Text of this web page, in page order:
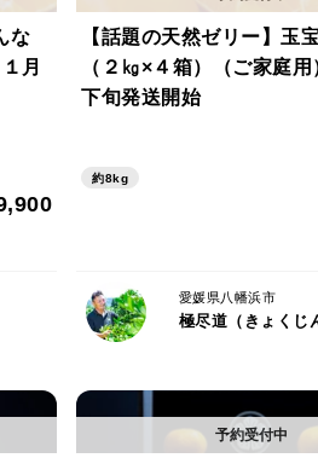
・安全の極
「極」を目指し栽培された当農園
10個程になるかと思いますが、大
います。
には10個〜15個程になるかと思
な
月
【話題の天然ゼリー】玉
（２㎏×４箱）（ご家庭
下旬発送開始
約8kg
愛媛県八幡浜市
極尽道（きょくじ